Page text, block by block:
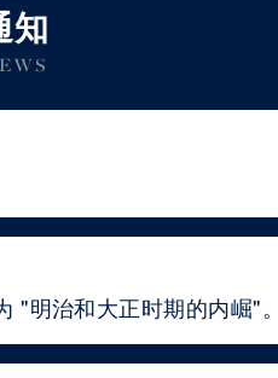
知
"明治和大正时期的内崛"。